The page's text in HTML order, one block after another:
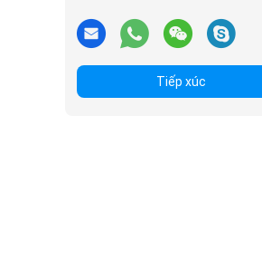
Tiếp xúc